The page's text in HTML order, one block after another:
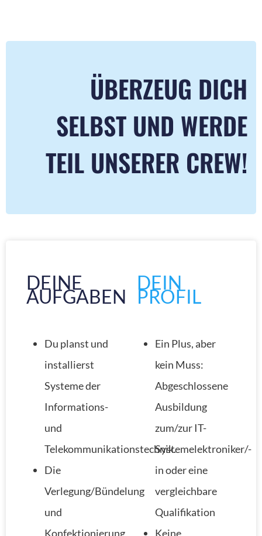
ÜBERZEUG DICH
SELBST UND WERDE
TEIL UNSERER CREW!
DEINE
AUFGABEN
Du planst und
installierst
Systeme der
Informations-
und
Telekommunikationstechnik.
Die
Verlegung/Bündelung
und
Konfektionierung
DEIN
PROFIL
Ein Plus, aber
kein Muss:
Abgeschlossene
Ausbildung
zum/zur IT-
Systemelektroniker/-
in oder eine
vergleichbare
Qualifikation
Keine